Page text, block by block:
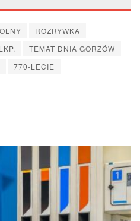
ROZRYWKA
TEMAT DNIA GORZÓW
770-LECIE